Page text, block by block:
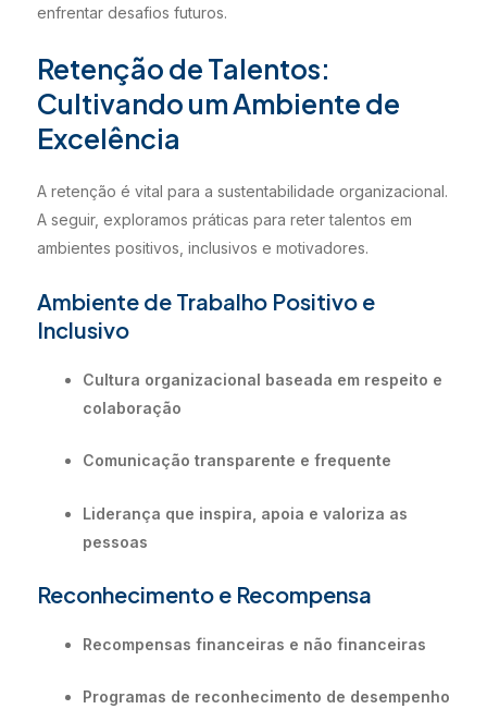
enfrentar desafios futuros.
Retenção de Talentos:
Cultivando um Ambiente de
Excelência
A retenção é vital para a sustentabilidade organizacional.
A seguir, exploramos práticas para reter talentos em
ambientes positivos, inclusivos e motivadores.
Ambiente de Trabalho Positivo e
Inclusivo
Cultura organizacional baseada em respeito e
colaboração
Comunicação transparente e frequente
Liderança que inspira, apoia e valoriza as
pessoas
Reconhecimento e Recompensa
Recompensas financeiras e não financeiras
Programas de reconhecimento de desempenho